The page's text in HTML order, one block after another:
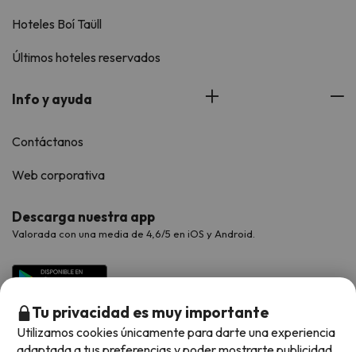
Hoteles Boí Taüll
Últimos hoteles reservados
Info y ayuda
Contáctanos
Web corporativa
Descarga nuestra app
Valorada con una media de 4,6/5 en iOS y Android.
Tu privacidad es muy importante
Utilizamos cookies únicamente para darte una experiencia